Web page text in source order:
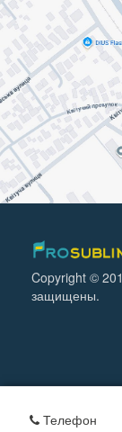
Copyright ©
защищены.
Телефон